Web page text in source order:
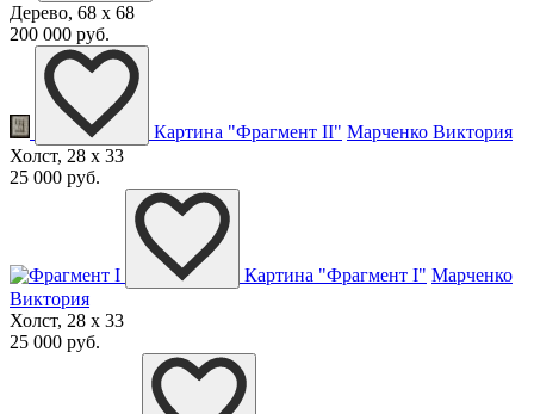
Дерево, 68 x 68
200 000 руб.
Картина "Фрагмент II" Марченко Виктория
Холст, 28 x 33
25 000 руб.
Картина "Фрагмент I" Марченко
Виктория
Холст, 28 x 33
25 000 руб.